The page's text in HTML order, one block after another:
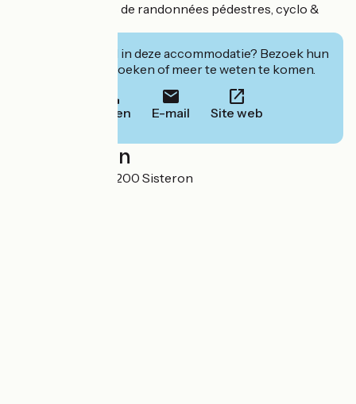
Revente de cartes de randonnées pédestres, cyclo &
Geïnteresseerd in deze accommodatie? Bezoek hun
website om te boeken of meer te weten te komen.
Bellen E-mail Site web
Localisation
171 Rue Droite 04200 Sisteron